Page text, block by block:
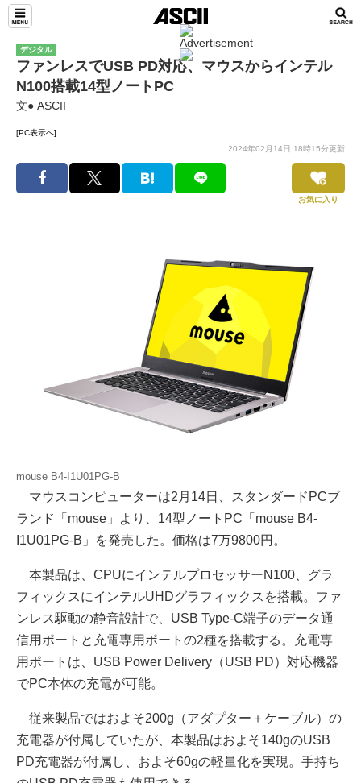
デジタル
ファンレスでUSB PD対応、マウスからインテル
N100搭載14型ノートPC
文● ASCII
[PC表示へ]
2024年02月14日 18時15分更新
お気に入り
mouse B4-I1U01PG-B
マウスコンピューターは2月14日、スタンダードPCブ
ランド「mouse」より、14型ノートPC「mouse B4-
I1U01PG-B」を発売した。価格は7万9800円。
本製品は、CPUにインテルプロセッサーN100、グラ
フィックスにインテルUHDグラフィックスを搭載。ファ
ンレス駆動の静音設計で、USB Type-C端子のデータ通
信用ポートと充電専用ポートの2種を搭載する。充電専
用ポートは、USB Power Delivery（USB PD）対応機器
でPC本体の充電が可能。
従来製品ではおよそ200g（アダプター＋ケーブル）の
充電器が付属していたが、本製品はおよそ140gのUSB
PD充電器が付属し、およそ60gの軽量化を実現。手持ち